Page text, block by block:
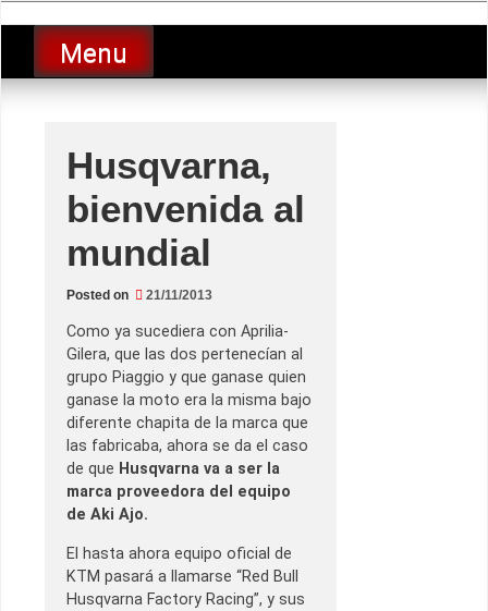
to
contentLucio Lopez GP
luciolopezgp
Menu
Husqvarna,
bienvenida al
mundial
Posted on 21/11/2013
Como ya sucediera con Aprilia-
Gilera, que las dos pertenecían al
grupo Piaggio y que ganase quien
ganase la moto era la misma bajo
diferente chapita de la marca que
las fabricaba, ahora se da el caso
de que Husqvarna va a ser la
marca proveedora del equipo
de Aki Ajo.
El hasta ahora equipo oficial de
KTM pasará a llamarse “Red Bull
Husqvarna Factory Racing”, y sus